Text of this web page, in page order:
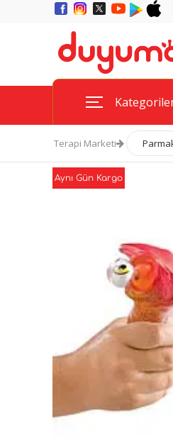
Terapi Marketi
Aynı Gün Kargo